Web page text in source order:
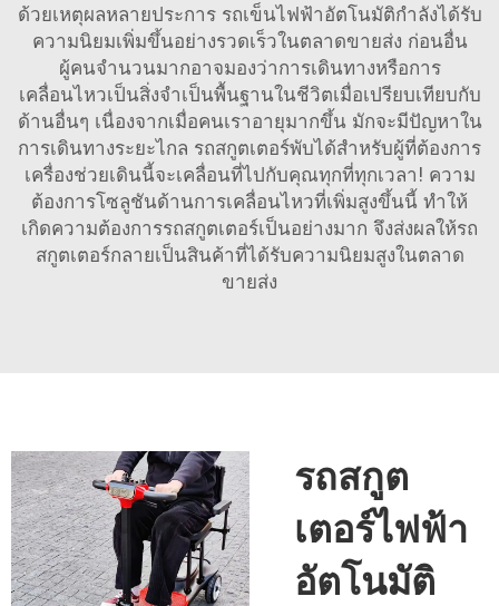
ด้วยเหตุผลหลายประการ รถเข็นไฟฟ้าอัตโนมัติกำลังได้รับ
ความนิยมเพิ่มขึ้นอย่างรวดเร็วในตลาดขายส่ง ก่อนอื่น
ผู้คนจำนวนมากอาจมองว่าการเดินทางหรือการ
เคลื่อนไหวเป็นสิ่งจำเป็นพื้นฐานในชีวิตเมื่อเปรียบเทียบกับ
ด้านอื่นๆ เนื่องจากเมื่อคนเราอายุมากขึ้น มักจะมีปัญหาใน
การเดินทางระยะไกล รถสกูตเตอร์พับได้สำหรับผู้ที่ต้องการ
เครื่องช่วยเดินนี้จะเคลื่อนที่ไปกับคุณทุกที่ทุกเวลา! ความ
ต้องการโซลูชันด้านการเคลื่อนไหวที่เพิ่มสูงขึ้นนี้ ทำให้
เกิดความต้องการรถสกูตเตอร์เป็นอย่างมาก จึงส่งผลให้รถ
สกูตเตอร์กลายเป็นสินค้าที่ได้รับความนิยมสูงในตลาด
ขายส่ง
รถสกูต
เตอร์ไฟฟ้า
อัตโนมัติ